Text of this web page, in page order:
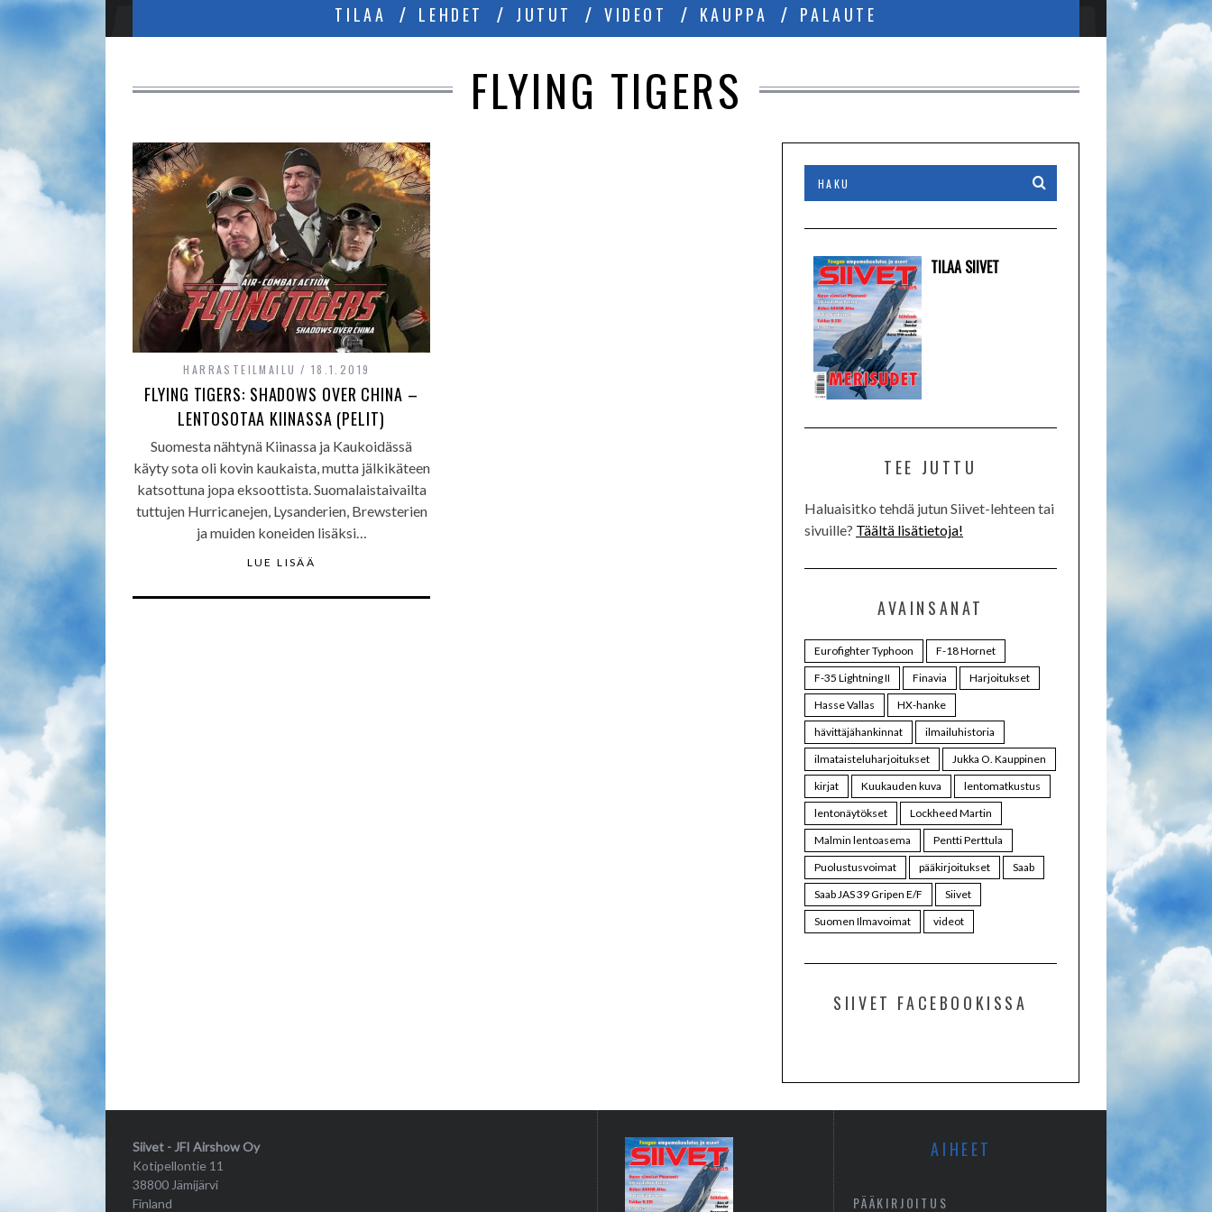
TILAA LEHDET JUTUT VIDEOT KAUPPA PALAUTE
FLYING TIGERS
HARRASTEILMAILU 18.1.2019
FLYING TIGERS: SHADOWS OVER CHINA –
LENTOSOTAA KIINASSA (PELIT)
Suomesta nähtynä Kiinassa ja Kaukoidässä
käyty sota oli kovin kaukaista, mutta jälkikäteen
katsottuna jopa eksoottista. Suomalaistaivailta
tuttujen Hurricanejen, Lysanderien, Brewsterien
ja muiden koneiden lisäksi…
LUE LISÄÄ
TILAA SIIVET
TEE JUTTU
Haluaisitko tehdä jutun Siivet-lehteen tai
sivuille? Täältä lisätietoja!
AVAINSANAT
Eurofighter Typhoon
F-18 Hornet
F-35 Lightning II
Finavia
Harjoitukset
Hasse Vallas
HX-hanke
hävittäjähankinnat
ilmailuhistoria
ilmataisteluharjoitukset
Jukka O. Kauppinen
kirjat
Kuukauden kuva
lentomatkustus
lentonäytökset
Lockheed Martin
Malmin lentoasema
Pentti Perttula
Puolustusvoimat
pääkirjoitukset
Saab
Saab JAS 39 Gripen E/F
Siivet
Suomen Ilmavoimat
videot
SIIVET FACEBOOKISSA
Siivet - JFI Airshow Oy
Kotipellontie 11
38800 Jämijärvi
Finland
AIHEET
PÄÄKIRJOITUS